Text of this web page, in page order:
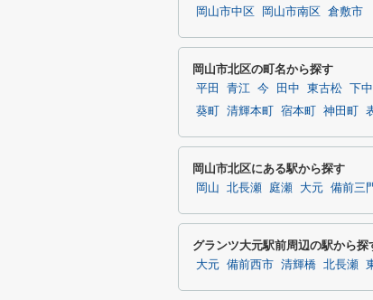
岡山市中区 岡山市南区 倉敷市
岡山市北区の町名から探す
平田 青江 今 田中 東古松 下
葵町
清輝本町 宿本町 神田町
岡山市北区にある駅から探す
岡山 北長瀬 庭瀬 大元 備前三
グランツ大元駅前周辺の駅から探
大元 備前西市 清輝橋 北長瀬